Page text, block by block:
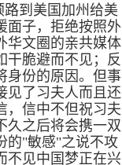
到美国加州给美
面子，拒绝按照外
华文圈的亲共媒体
干脆避而不见；反
身份的原因。但事
见了习夫人而且还
，信中不但祝习夫
久之后将会携一双
的"敏感"之说不攻
不见中国梦正在兴